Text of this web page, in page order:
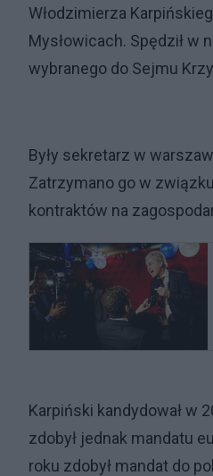
Włodzimierza
Mysłowicach. Spędził w
wybranego do Sejmu
Były sekretarz w
Zatrzymano go w
kontraktów na
Karpiński kandydował w
zdobył jednak mandatu
roku zdobył mandat do